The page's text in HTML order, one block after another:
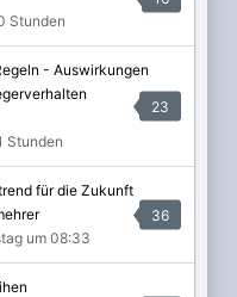
Stunden
23
- Auswirkungen
Stunden
36
für die Zukunft
um 08:33